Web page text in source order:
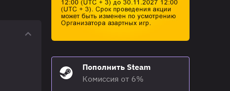
Пополнить Steam
Комиссия от 6%